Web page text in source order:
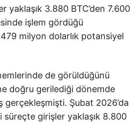
yaklaşık 3.880 BTC’den 7.600
işlem gördüğü
479 milyon dolarlık potansiyel
de görüldüğünü
doğru gerilediği dönemde
gerçekleşmişti. Şubat 2026’da
girişler yaklaşık 8.800